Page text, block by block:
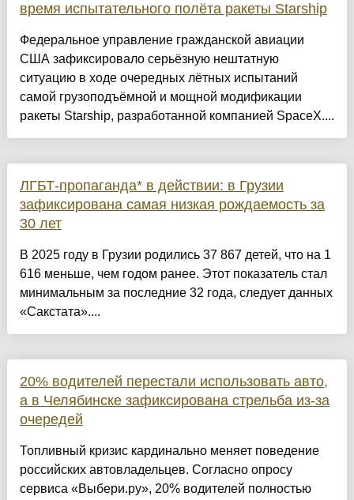
время испытательного полёта ракеты Starship
Федеральное управление гражданской авиации
США зафиксировало серьёзную нештатную
ситуацию в ходе очередных лётных испытаний
самой грузоподъёмной и мощной модификации
ракеты Starship, разработанной компанией SpaceX....
ЛГБТ-пропаганда* в действии: в Грузии
зафиксирована самая низкая рождаемость за
30 лет
В 2025 году в Грузии родились 37 867 детей, что на 1
616 меньше, чем годом ранее. Этот показатель стал
минимальным за последние 32 года, следует данных
«Сакстата»....
20% водителей перестали использовать авто,
а в Челябинске зафиксирована стрельба из-за
очередей
Топливный кризис кардинально меняет поведение
российских автовладельцев. Согласно опросу
сервиса «Выбери.ру», 20% водителей полностью